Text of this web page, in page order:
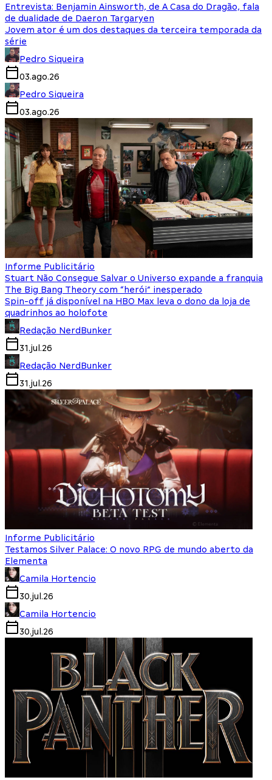
Entrevista: Benjamin Ainsworth, de A Casa do Dragão, fala
de dualidade de Daeron Targaryen
Jovem ator é um dos destaques da terceira temporada da
série
Pedro Siqueira
03.ago.26
Pedro Siqueira
03.ago.26
Informe Publicitário
Stuart Não Consegue Salvar o Universo expande a franquia
The Big Bang Theory com “herói” inesperado
Spin-off já disponível na HBO Max leva o dono da loja de
quadrinhos ao holofote
Redação NerdBunker
31.jul.26
Redação NerdBunker
31.jul.26
Informe Publicitário
Testamos Silver Palace: O novo RPG de mundo aberto da
Elementa
Camila Hortencio
30.jul.26
Camila Hortencio
30.jul.26